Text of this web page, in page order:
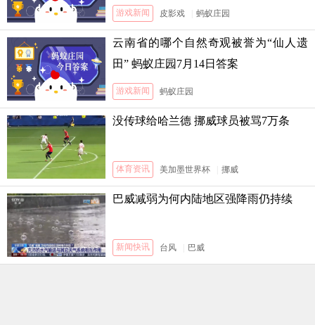
3日答案
游戏新闻 皮影戏 蚂蚁庄园
云南省的哪个自然奇观被誉为“仙人遗
田” 蚂蚁庄园7月14日答案
游戏新闻 蚂蚁庄园
没传球给哈兰德 挪威球员被骂7万条
体育资讯 美加墨世界杯 挪威
巴威减弱为何内陆地区强降雨仍持续
新闻快讯 台风 巴威